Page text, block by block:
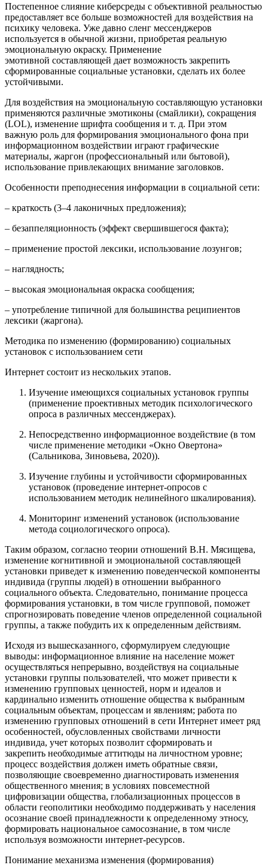
Постепенное слияние киберсреды с объективной реальностью
предоставляет все больше возможностей для воздействия на
психику человека. Уже давно сленг мессенджеров
используется в обычной жизни, приобретая реальную
эмоциональную окраску. Применение
эмотивной составляющей дает возможность закрепить
сформированные социальные установки, сделать их более
устойчивыми.
Для воздействия на эмоциональную составляющую установки
применяются различные эмотиконы (смайлики), сокращения
(LOL), изменение шрифта сообщения и т. д. При этом
важную роль для формирования эмоционального фона при
информационном воздействии играют графические
материалы, жаргон (профессиональный или бытовой),
использование привлекающих внимание заголовков.
Особенности преподнесения информации в социальной сети:
– краткость (3–4 лаконичных предложения);
– безаппеляционность (эффект свершившегося факта);
– применение простой лексики, использование лозунгов;
– наглядность;
– высокая эмоциональная окраска сообщения;
– употребление типичной для большинства реципиентов
лексики (жаргона).
Методика по изменению (формированию) социальных
установок с использованием сети
Интернет состоит из нескольких этапов.
Изучение имеющихся социальных установок группы
(применение проективных методик психологического
опроса в различных мессенджерах).
Непосредственно информационное воздействие (в том
числе применение методики «Окно Овертона»
(Сальникова, Зиновьева, 2020)).
Изучение глубины и устойчивости сформированных
установок (проведение интернет-опросов с
использованием методик нелинейного шкалирования).
Мониторинг изменений установок (использование
метода социологического опроса).
Таким образом, согласно теории отношений В.Н. Мясищева,
изменение когнитивной и эмоциональной составляющей
установки приведет к изменению поведенческой компоненты
индивида (группы людей) в отношении выбранного
социального объекта. Следовательно, понимание процесса
формирования установки, в том числе групповой, поможет
спрогнозировать поведение членов определенной социальной
группы, а также побудить их к определенным действиям.
Исходя из вышесказанного, сформулируем следующие
выводы: информационное влияние на население может
осуществляться непрерывно, воздействуя на социальные
установки группы пользователей, что может привести к
изменению групповых ценностей, норм и идеалов и
кардинально изменить отношение общества к выбранным
социальным объектам, процессам и явлениям; работа по
изменению групповых отношений в сети Интернет имеет ряд
особенностей, обусловленных свойствами личности
индивида, учет которых позволит сформировать и
закрепить необходимые аттитюды на личностном уровне;
процесс воздействия должен иметь обратные связи,
позволяющие своевременно диагностировать изменения
общественного мнения; в условиях повсеместной
цифровизации общества, глобализационных процессов в
области геополитики необходимо поддерживать у населения
осознание своей принадлежности к определенному этносу,
формировать национальное самосознание, в том числе
используя возможности интернет-ресурсов.
Понимание механизма изменения (формирования)